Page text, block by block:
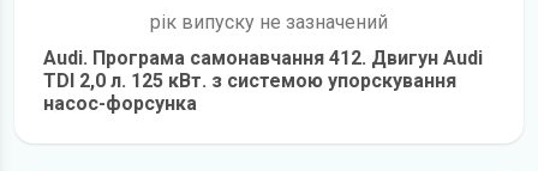
рік випуску не зазначений
Audi. Програма самонавчання 412. Двигун Audi
TDI 2,0 л. 125 кВт. з системою упорскування
насос-форсунка